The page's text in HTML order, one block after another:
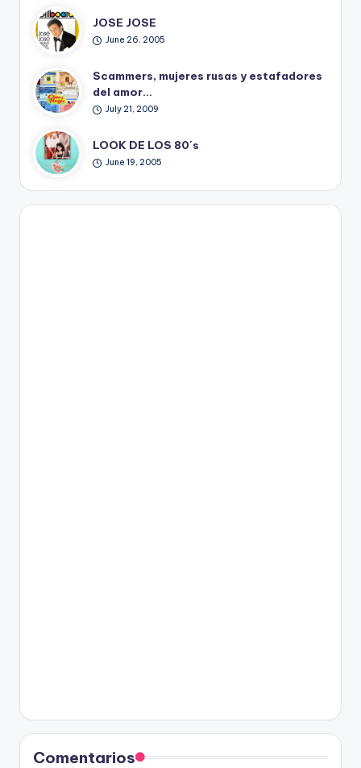
JOSE JOSE
June 26, 2005
Scammers, mujeres rusas y estafadores
del amor…
July 21, 2009
LOOK DE LOS 80´s
June 19, 2005
Comentarios